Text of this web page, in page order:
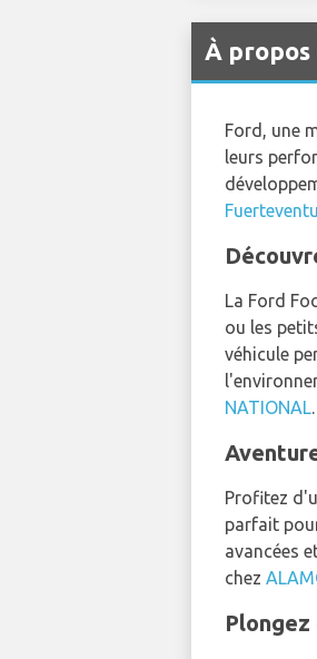
À
Ford, une
leurs
La Ford
ou les
véhicule
NATIONAL.
Profitez
parfait
avancées
chez
Plongez